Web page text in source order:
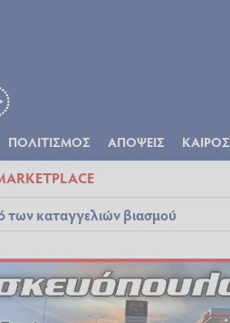
ΠΟΛΙΤΙΣΜΟΣ ΑΠΟΨΕΙΣ ΚΑΙΡΟΣ
των καταγγελιών βιασμού